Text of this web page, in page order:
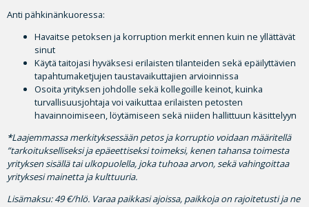
Anti pähkinänkuoressa:
Havaitse petoksen ja korruption merkit ennen kuin ne yllättävät
sinut
Käytä taitojasi hyväksesi erilaisten tilanteiden sekä epäilyttävien
tapahtumaketjujen taustavaikuttajien arvioinnissa
Osoita yrityksen johdolle sekä kollegoille keinot, kuinka
turvallisuusjohtaja voi vaikuttaa erilaisten petosten
havainnoimiseen, löytämiseen sekä niiden hallittuun käsittelyyn
*Laajemmassa merkityksessään petos ja korruptio voidaan määritellä
”tarkoitukselliseksi ja epäeettiseksi toimeksi, kenen tahansa toimesta
yrityksen sisällä tai ulkopuolella, joka tuhoaa arvon, sekä vahingoittaa
yrityksesi mainetta ja kulttuuria.
Lisämaksu: 49 €/hlö. Varaa paikkasi ajoissa, paikkoja on rajoitetusti ja ne